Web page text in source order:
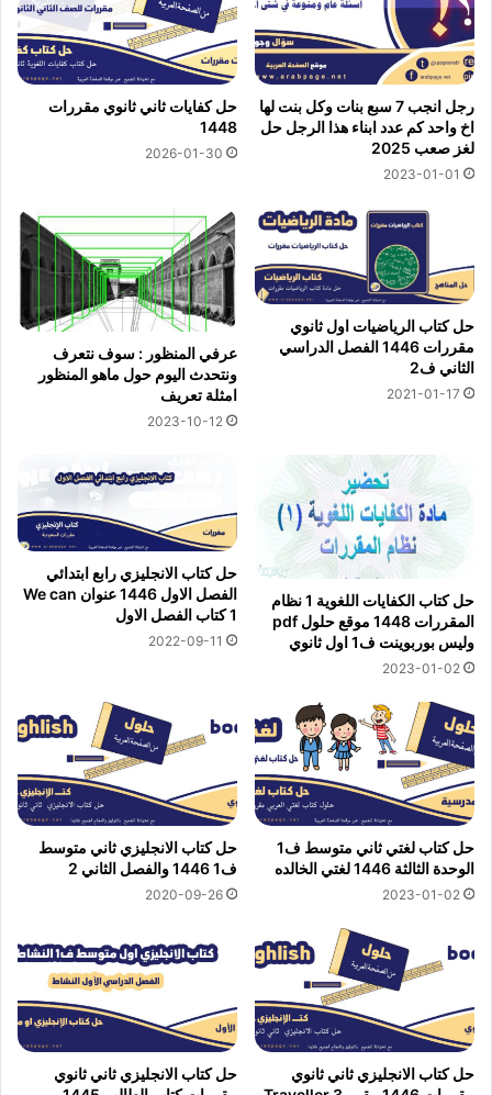
رجل انجب 7 سبع بنات وكل بنت لها
اخ واحد كم عدد ابناء هذا الرجل حل
لغز صعب 2025
2023-01-01
حل كفايات ثاني ثانوي مقررات
1448
2026-01-30
حل كتاب الرياضيات اول ثانوي
مقررات 1446 الفصل الدراسي
الثاني ف2
2021-01-17
عرفي المنظور : سوف نتعرف
ونتحدث اليوم حول ماهو المنظور
امثلة تعريف
2023-10-12
حل كتاب الكفايات اللغوية 1 نظام
المقررات 1448 موقع حلول pdf
وليس بوربوينت ف1 اول ثانوي
2023-01-02
حل كتاب الانجليزي رابع ابتدائي
الفصل الاول 1446 عنوان We can
1 كتاب الفصل الاول
2022-09-11
حل كتاب لغتي ثاني متوسط ف1
الوحدة الثالثة 1446 لغتي الخالده
2023-01-02
حل كتاب الانجليزي ثاني متوسط
ف1 1446 والفصل الثاني 2
2020-09-26
حل كتاب الانجليزي ثاني ثانوي
حل كتاب الانجليزي ثاني ثانوي